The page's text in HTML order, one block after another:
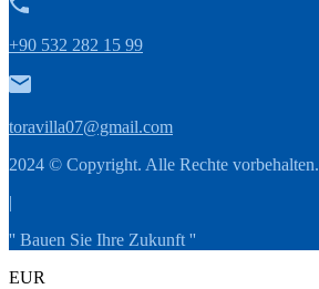
+90 532 282 15 99
toravilla07@gmail.com
2024 © Copyright. Alle Rechte vorbehalten.
|
'' Bauen Sie Ihre Zukunft ''
EUR